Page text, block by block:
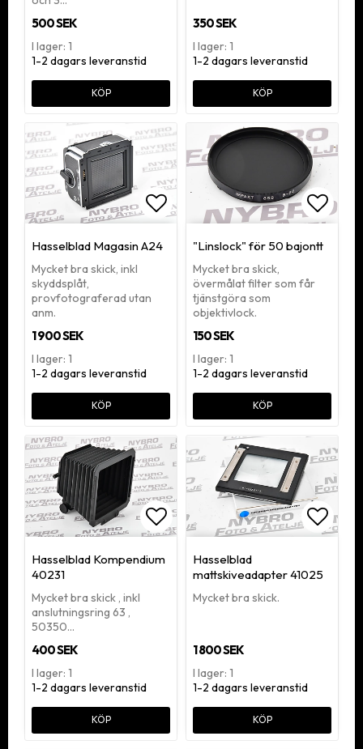
500 SEK
I lager: 1
1-2 dagars leveranstid
KÖP
350 SEK
I lager: 1
1-2 dagars leveranstid
KÖP
Hasselblad Magasin A24
Mycket bra skick, inkl
skyddsplåt,
provfotograferad utan
anm.
1 900 SEK
I lager: 1
1-2 dagars leveranstid
KÖP
"Linslock" för 50 bajontt
Mycket bra skick,
övermålat filter som får
tjänstgöra som
objektivlock.
150 SEK
I lager: 1
1-2 dagars leveranstid
KÖP
Hasselblad Kompendium
40231
Mycket bra skick , inkl
anslutningsring 63 ,
50350…
400 SEK
I lager: 1
1-2 dagars leveranstid
KÖP
Hasselblad
mattskiveadapter 41025
Mycket bra skick.
1 800 SEK
I lager: 1
1-2 dagars leveranstid
KÖP